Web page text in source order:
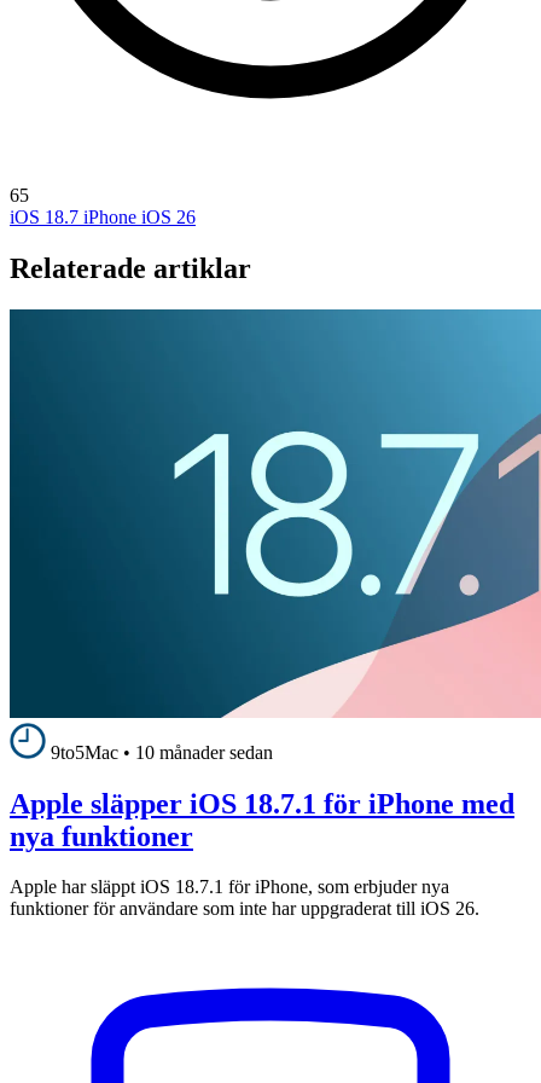
65
iOS 18.7 iPhone iOS 26
Relaterade artiklar
9to5Mac • 10 månader sedan
Apple släpper iOS 18.7.1 för iPhone med
nya funktioner
Apple har släppt iOS 18.7.1 för iPhone, som erbjuder nya
funktioner för användare som inte har uppgraderat till iOS 26.